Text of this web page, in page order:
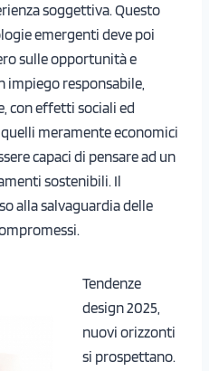
soggettiva. Questo
emergenti deve poi
sulle opportunità e
impiego responsabile,
con effetti sociali ed
meramente economici
capaci di pensare ad un
sostenibili. Il
alla salvaguardia delle
Tendenze
design 2025,
nuovi orizzonti
si prospettano.